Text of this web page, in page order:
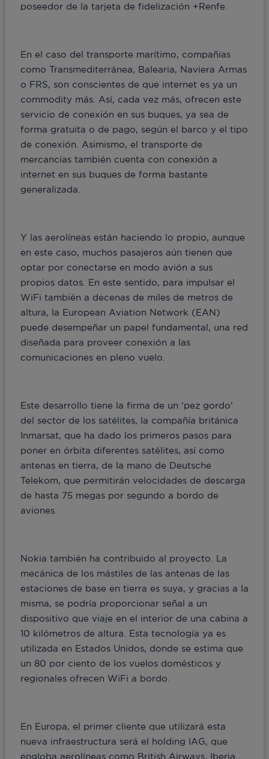
poseedor de la tarjeta de fidelización +Renfe.
En el caso del transporte marítimo, compañías
como Transmediterránea, Balearia, Naviera Armas
o FRS, son conscientes de que internet es ya un
commodity más. Así, cada vez más, ofrecen este
servicio de conexión en sus buques, ya sea de
forma gratuita o de pago, según el barco y el tipo
de conexión. Asimismo, el transporte de
mercancías también cuenta con conexión a
internet en sus buques de forma bastante
generalizada.
Y las aerolíneas están haciendo lo propio, aunque
en este caso, muchos pasajeros aún tienen que
optar por conectarse en modo avión a sus
propios datos. En este sentido, para impulsar el
WiFi también a decenas de miles de metros de
altura, la European Aviation Network (EAN)
puede desempeñar un papel fundamental, una red
diseñada para proveer conexión a las
comunicaciones en pleno vuelo.
Este desarrollo tiene la firma de un ‘pez gordo’
del sector de los satélites, la compañía británica
Inmarsat, que ha dado los primeros pasos para
poner en órbita diferentes satélites, así como
antenas en tierra, de la mano de Deutsche
Telekom, que permitirán velocidades de descarga
de hasta 75 megas por segundo a bordo de
aviones.
Nokia también ha contribuido al proyecto. La
mecánica de los mástiles de las antenas de las
estaciones de base en tierra es suya, y gracias a la
misma, se podría proporcionar señal a un
dispositivo que viaje en el interior de una cabina a
10 kilómetros de altura. Esta tecnología ya es
utilizada en Estados Unidos, donde se estima que
un 80 por ciento de los vuelos domésticos y
regionales ofrecen WiFi a bordo.
En Europa, el primer cliente que utilizará esta
nueva infraestructura será el holding IAG, que
engloba aerolíneas como British Airways, Iberia,